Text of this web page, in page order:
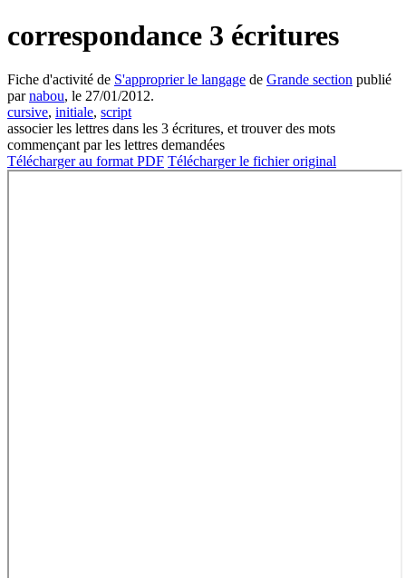
correspondance 3 écritures
Fiche d'activité de S'approprier le langage de Grande section publié
parnabou, le 27/01/2012.
cursive, initiale, script
associer les lettres dans les 3 écritures, et trouver des mots
commençant par les lettres demandées
Télécharger au format PDF Télécharger le fichier original